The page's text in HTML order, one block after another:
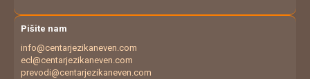
Pišite nam
info@centarjezikaneven.com
ecl@centarjezikaneven.com
prevodi@centarjezikaneven.com